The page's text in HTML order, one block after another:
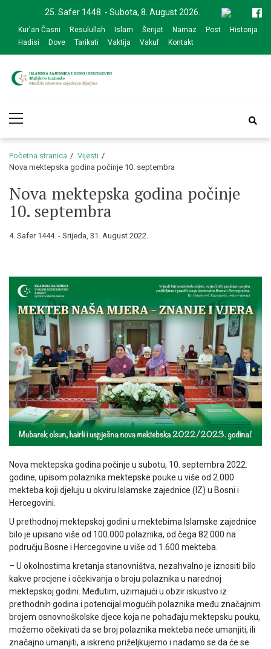
navigation
content
25. Safer 1448. - Subota, 8. August 2026.
Kur'an Časni Resulullah Islam Šerijat Namaz Post
Historija
Hadisi
Dove Tarikati Vaktija Vakuf Kontakt
zajednice Bijeljina
Menu
Početna stranica
Vijesti
Nova mektepska godina počinje 10. septembra
Nova mektepska godina počinje
10. septembra
4. Safer 1444. - Srijeda, 31. August 2022.
Nova mektepska godina počinje u subotu, 10. septembra 2022.
godine, upisom polaznika mektepske pouke u više od 2.000
mekteba koji djeluju u okviru Islamske zajednice (IZ) u Bosni i
Hercegovini.
U prethodnoj mektepskoj godini u mektebima Islamske zajednice
bilo je upisano više od 100.000 polaznika, od čega 82.000 na
području Bosne i Hercegovine u više od 1.600 mekteba.
– U okolnostima kretanja stanovništva, nezahvalno je iznositi bilo
kakve procjene i očekivanja o broju polaznika u narednoj
mektepskoj godini. Međutim, uzimajući u obzir iskustvo iz
prethodnih godina i potencijal mogućih polaznika među značajnim
brojem osnovnoškolske djece koja ne pohađaju mektepsku pouku,
možemo očekivati da se broj polaznika mekteba neće umanjiti, ili
značajno umanjiti, a iskreno priželjkujemo i nadamo se da će se